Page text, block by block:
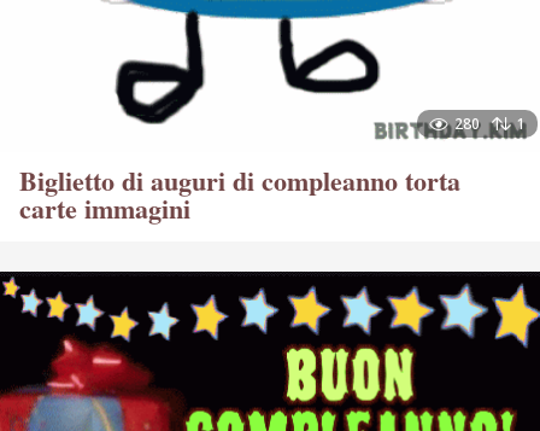
280 1
Biglietto di auguri di compleanno torta
carte immagini